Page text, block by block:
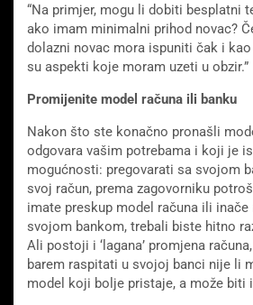
“Na primjer, mogu li dobiti besplatni
ako imam minimalni prihod novac?
dolazni novac mora ispuniti čak i
su aspekti koje moram uzeti u obzir.”
Promijenite model računa ili banku
Nakon što ste konačno pronašli
odgovara vašim potrebama i koji je
mogućnosti: pregovarati sa svojom
svoj račun, prema zagovorniku
imate preskup model računa ili
svojom bankom, trebali biste hitno
Ali postoji i ‘lagana’ promjena
barem raspitati u svojoj banci nije li
model koji bolje pristaje, a može biti